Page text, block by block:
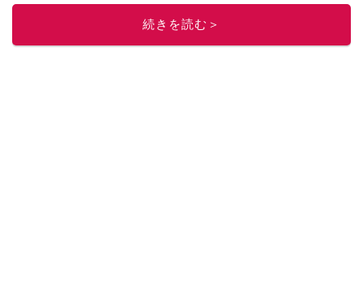
ニュースでフォロー
続きを読む＞